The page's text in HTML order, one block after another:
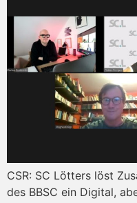
CSR: SC Lötters löst
des BBSC ein Digital,